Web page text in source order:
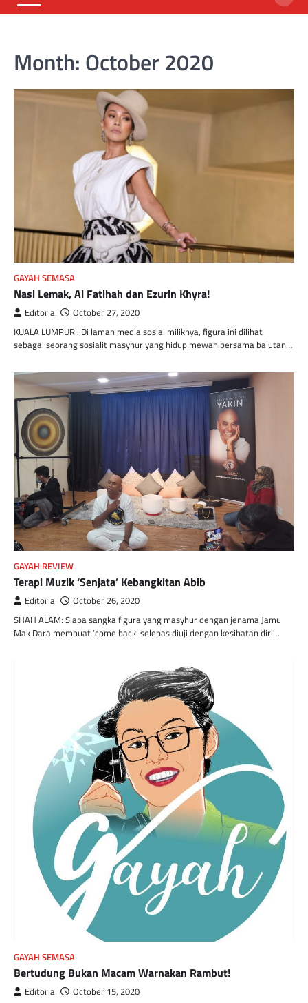
Month: October 2020
GAYAH SEMASA
Nasi Lemak, Al Fatihah dan Ezurin Khyra!
Editorial October 27, 2020
KUALA LUMPUR : Di laman media sosial miliknya, figura ini dilihat
sebagai seorang sosialit masyhur yang hidup mewah bersama balutan…
GAYAH REVIEW
Terapi Muzik ‘Senjata’ Kebangkitan Abib
Editorial October 26, 2020
SHAH ALAM: Siapa sangka figura yang masyhur dengan jenama Jamu
Mak Dara membuat ‘come back’ selepas diuji dengan kesihatan diri…
GAYAH SEMASA
Bertudung Bukan Macam Warnakan Rambut!
Editorial October 15, 2020